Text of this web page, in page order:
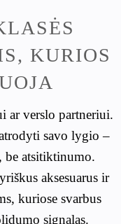
KURIOS
ar verslo partneriui.
savo lygio –
be atsitiktinumo.
aksesuarus ir
kuriose svarbus
signalas.